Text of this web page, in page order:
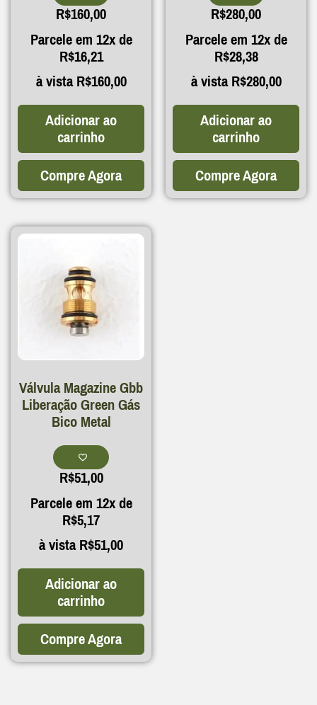
R$160,00
Parcele em 12x de
R$16,21
à vistaR$160,00
Adicionar ao
carrinho
Compre Agora
R$280,00
Parcele em 12x de
R$28,38
à vistaR$280,00
Adicionar ao
carrinho
Compre Agora
Válvula Magazine Gbb
Liberação Green Gás
Bico Metal
R$51,00
Parcele em 12x de
R$5,17
à vistaR$51,00
Adicionar ao
carrinho
Compre Agora